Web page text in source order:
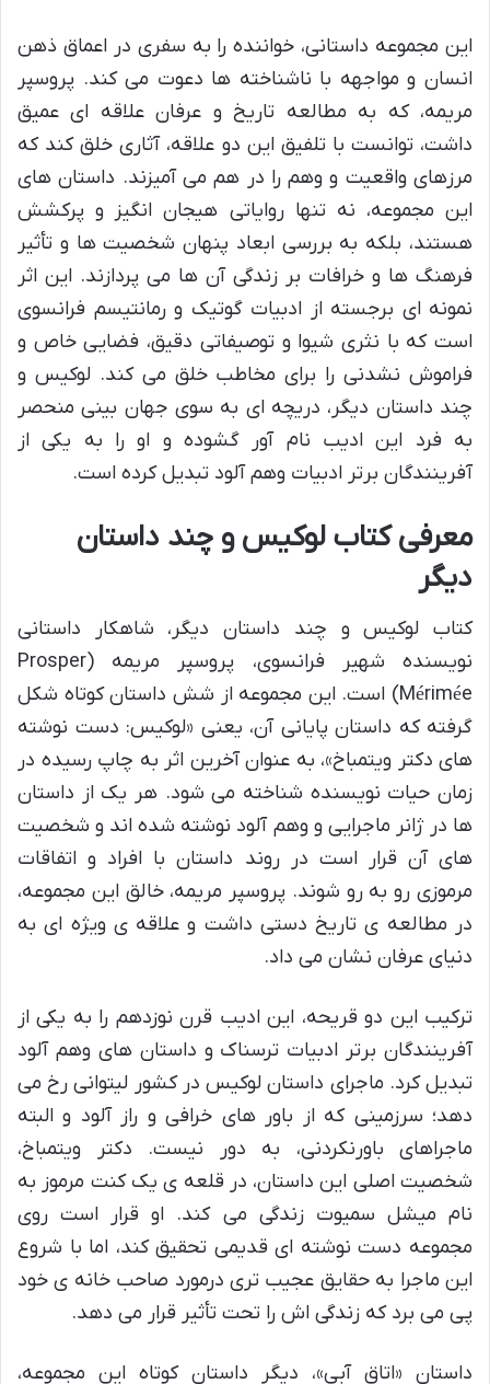
این مجموعه داستانی، خواننده را به سفری در اعماق ذهن
انسان و مواجهه با ناشناخته ها دعوت می کند. پروسپر
مریمه، که به مطالعه تاریخ و عرفان علاقه ای عمیق
داشت، توانست با تلفیق این دو علاقه، آثاری خلق کند که
مرزهای واقعیت و وهم را در هم می آمیزند. داستان های
این مجموعه، نه تنها روایاتی هیجان انگیز و پرکشش
هستند، بلکه به بررسی ابعاد پنهان شخصیت ها و تأثیر
فرهنگ ها و خرافات بر زندگی آن ها می پردازند. این اثر
نمونه ای برجسته از ادبیات گوتیک و رمانتیسم فرانسوی
است که با نثری شیوا و توصیفاتی دقیق، فضایی خاص و
فراموش نشدنی را برای مخاطب خلق می کند. لوکیس و
چند داستان دیگر، دریچه ای به سوی جهان بینی منحصر
به فرد این ادیب نام آور گشوده و او را به یکی از
آفرینندگان برتر ادبیات وهم آلود تبدیل کرده است.
معرفی کتاب لوکیس و چند داستان
دیگر
کتاب لوکیس و چند داستان دیگر، شاهکار داستانی
نویسنده شهیر فرانسوی، پروسپر مریمه (Prosper
Mérimée) است. این مجموعه از شش داستان کوتاه شکل
گرفته که داستان پایانی آن، یعنی «لوکیس: دست نوشته
های دکتر ویتمباخ»، به عنوان آخرین اثر به چاپ رسیده در
زمان حیات نویسنده شناخته می شود. هر یک از داستان
ها در ژانر ماجرایی و وهم آلود نوشته شده اند و شخصیت
های آن قرار است در روند داستان با افراد و اتفاقات
مرموزی رو به رو شوند. پروسپر مریمه، خالق این مجموعه،
در مطالعه ی تاریخ دستی داشت و علاقه ی ویژه ای به
دنیای عرفان نشان می داد.
ترکیب این دو قریحه، این ادیب قرن نوزدهم را به یکی از
آفرینندگان برتر ادبیات ترسناک و داستان های وهم آلود
تبدیل کرد. ماجرای داستان لوکیس در کشور لیتوانی رخ می
دهد؛ سرزمینی که از باور های خرافی و راز آلود و البته
ماجراهای باورنکردنی، به دور نیست. دکتر ویتمباخ،
شخصیت اصلی این داستان، در قلعه ی یک کنت مرموز به
نام میشل سمیوت زندگی می کند. او قرار است روی
مجموعه دست نوشته ای قدیمی تحقیق کند، اما با شروع
این ماجرا به حقایق عجیب تری درمورد صاحب خانه ی خود
پی می برد که زندگی اش را تحت تأثیر قرار می دهد.
داستان «اتاق آبی»، دیگر داستان کوتاه این مجموعه،